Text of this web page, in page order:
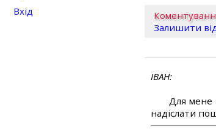
Залишити
ІВАН
Для мене
надіслати
Вхід